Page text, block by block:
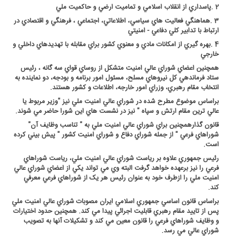
2
.پاسداري از انقلاب اسلامي و تماميت ارضي و حاکميت ملي
3
.هماهنگي فعاليت هاي سياسي، اطلاعاتي، اجتماعي ، فرهنگي و اقتصادي در
ارتباط با تدابير کلي دفاعي - امنيتي
4
.بهره گيري از امکانات مادي و معنوي کشور براي مقابله با تهديدهاي داخلي و
خارجي
همچنين اعضاي شوراي عالي امنيت متشکل از روساي قواي سه گانه ، رئيس
ستاد فرماندهي کل نيروهاي مسلح، مسئول امور برنامه و بودجه، دو نماينده به
انتخاب مقام رهبري، وزراي امور خارجه، اطلاعات و کشور هستند.
براساس موضوع مطرح شده در شوراي عالي امنيت ملي نيز "وزير مربوط يا
عالي ترين مقام ارتش و سپاه " نيز در نشست هاي اين شورا حاضر مي شوند.
قانون گذارهمچنين براي شوراي عالي امنيت ملي به " تناسب وظايف آن"
شوراهاي فرعي " از جمله شوراي دفاع و شوراي امنيت کشور " پيش بيني کرده
است.
رئيس جمهوري علاوه بر رياست شوراي عالي امنيت ملي، رياست شوراهاي
فرعي را نيز برعهده خواهد گرفت البته وي مي تواند يکي از اعضاي شوراي عالي
امنيت ملي را ازطرف خود به عنوان رئيس هر يک از شوراهاي فرعي معرفي
کند.
براساس قانون اساسي جمهوري اسلامي ايران مصوبات شوراي عالي امنيت ملي
پس از تاييد مقام رهبري قابليت اجرائي پيدا مي کند. همچنين حدود اختيارات
و وظايف شوراهاي فرعي را قانون معين مي کند و تشکيلات آنها به تصويب
شوراي عالي مي رسد.